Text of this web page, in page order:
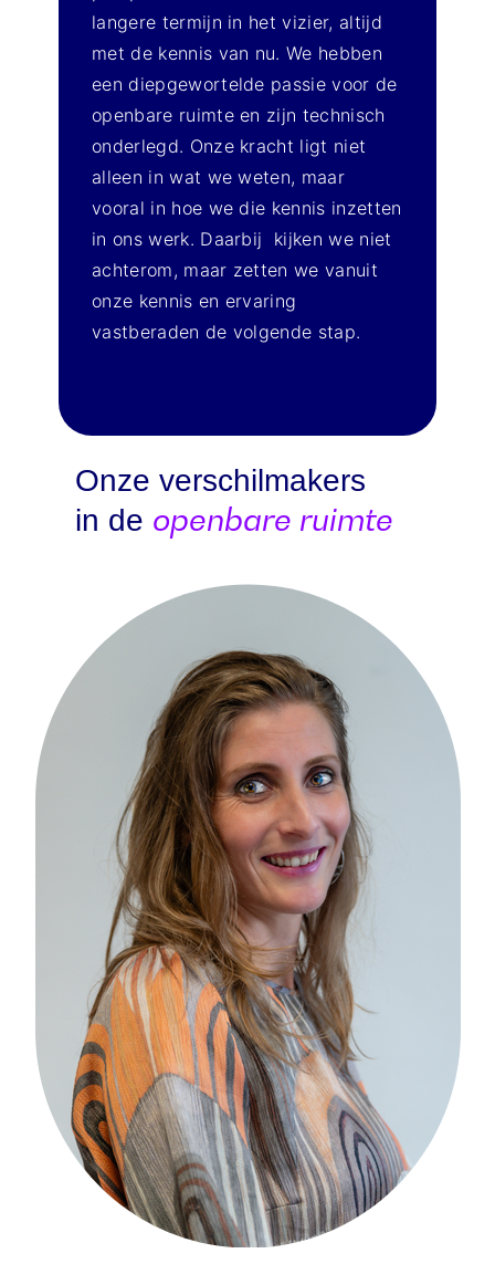
langere termijn in het vizier, altijd
met de kennis van nu. We hebben
een diepgewortelde passie voor de
openbare ruimte en zijn technisch
onderlegd. Onze kracht ligt niet
alleen in wat we weten, maar
vooral in hoe we die kennis inzetten
in ons werk. Daarbij kijken we niet
achterom, maar zetten we vanuit
onze kennis en ervaring
vastberaden de volgende stap.
Onze verschilmakers
in de openbare ruimte